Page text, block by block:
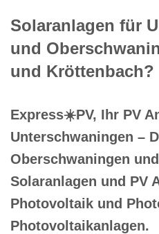
Solaranlagen für
und
und Kröttenbach?
Express☀️PV️, Ihr PV
Unterschwaningen –
Oberschwaningen
Solaranlagen und PV
Photovoltaik und
Photovoltaikanlagen.